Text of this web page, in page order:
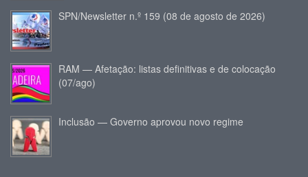
SPN/Newsletter n.º 159 (08 de agosto de 2026)
RAM — Afetação: listas definitivas e de colocação
(07/ago)
Inclusão — Governo aprovou novo regime